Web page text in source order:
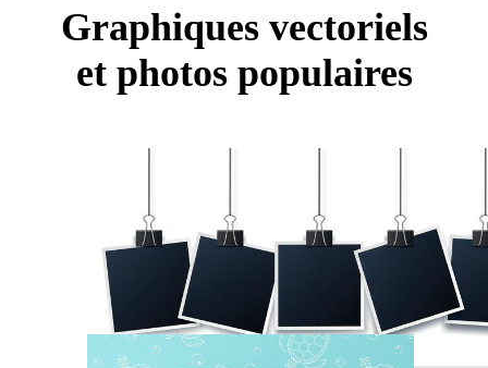
Graphiques vectoriels
et photos populaires